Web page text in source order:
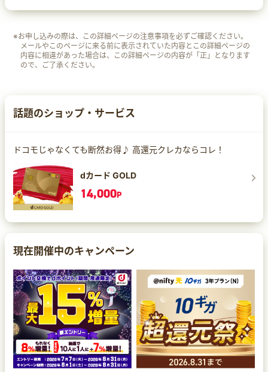
※お申し込みの際は、この詳細ページの注意事項を必ずご確認ください。
メールやこのページに来る前に表示されていた内容とこの詳細ページの
内容に相違があった場合は、この詳細ページの内容が「正」となります
ので、ご了承ください。
話題のショップ・サービス
ドコモじゃなくても断然お得♪ 高還元クレカならコレ！
dカード GOLD
14,000P
現在開催中のキャンペーン